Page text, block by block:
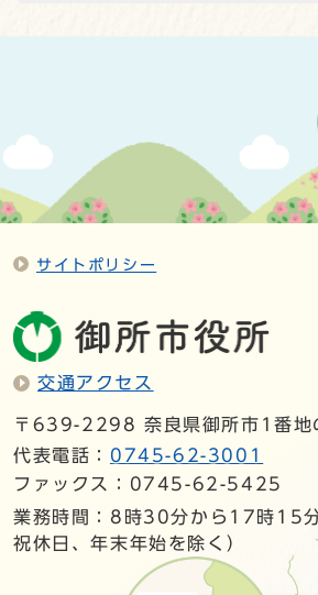
サイトポリシー
交通アクセス
〒639-2298 奈良県御所市1番地
代表電話： 0745-62-3001
ファックス：0745-62-5425
業務時間：8時30分から17時15分
祝休日、年末年始を除く）